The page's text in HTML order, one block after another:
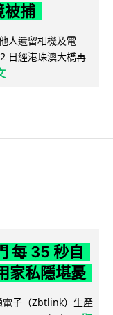
被捕
人遺留相機及電
日經港珠澳大橋再
每 35 秒自
家私隱堪憂
電子（Zbtlink）生產